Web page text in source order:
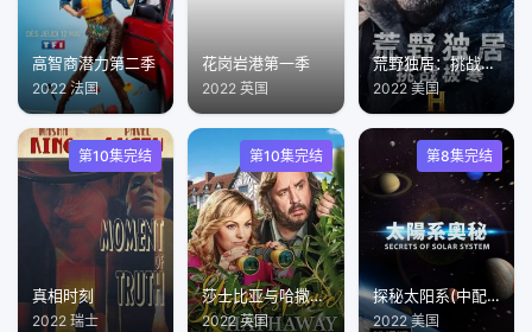
高智商潜力第二季
2022 法国
花岗岩港第一季
2022 英国
荒野独居：挑战极寒
2022 美国
第10集完结
真相时刻
2022 瑞士
第10集完结
莎士比亚与哈撒韦，私人调查员第四季
2022 英国
第8集完结
探秘太阳系(中配文)
2022 美国